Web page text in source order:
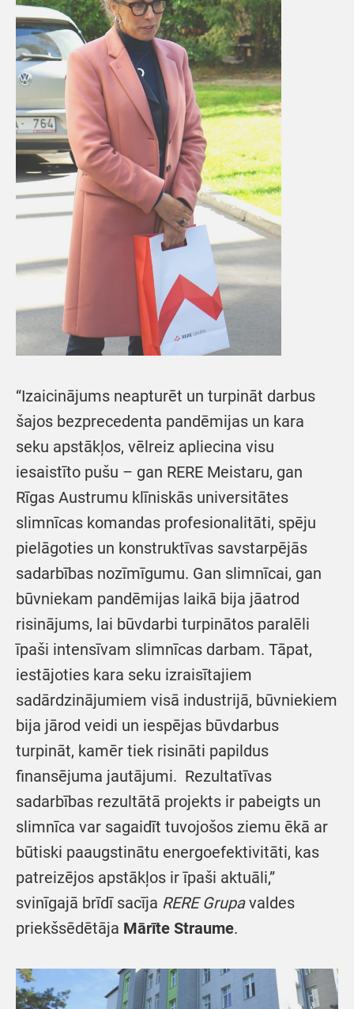
“Izaicinājums neapturēt un turpināt darbus
šajos bezprecedenta pandēmijas un kara
seku apstākļos, vēlreiz apliecina visu
iesaistīto pušu – gan RERE Meistaru, gan
Rīgas Austrumu klīniskās universitātes
slimnīcas komandas profesionalitāti, spēju
pielāgoties un konstruktīvas savstarpējās
sadarbības nozīmīgumu. Gan slimnīcai, gan
būvniekam pandēmijas laikā bija jāatrod
risinājums, lai būvdarbi turpinātos paralēli
īpaši intensīvam slimnīcas darbam. Tāpat,
iestājoties kara seku izraisītajiem
sadārdzinājumiem visā industrijā, būvniekiem
bija jārod veidi un iespējas būvdarbus
turpināt, kamēr tiek risināti papildus
finansējuma jautājumi. Rezultatīvas
sadarbības rezultātā projekts ir pabeigts un
slimnīca var sagaidīt tuvojošos ziemu ēkā ar
būtiski paaugstinātu energoefektivitāti, kas
patreizējos apstākļos ir īpaši aktuāli,”
svinīgajā brīdī sacīja RERE Grupavaldes
priekšsēdētāja Mārīte Straume.